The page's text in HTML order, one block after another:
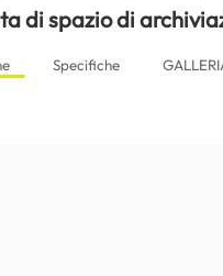
di spazio di
Specifiche